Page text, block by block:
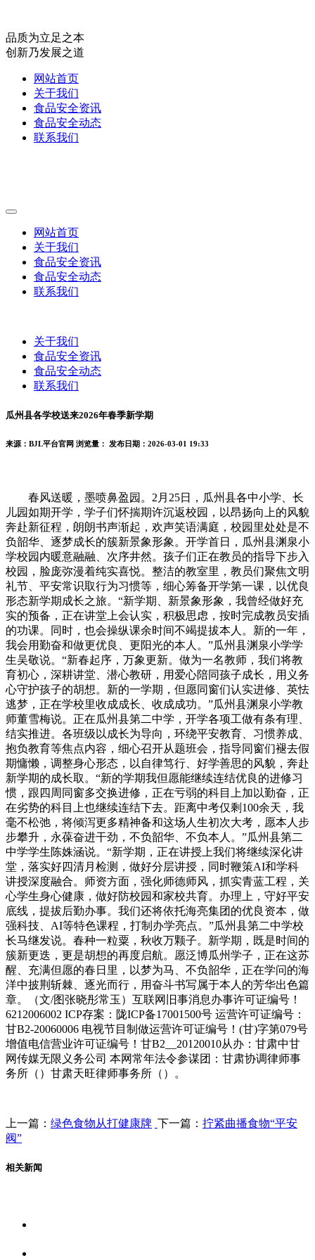
品质为立足之本
创新乃发展之道
网站首页
关于我们
食品安全资讯
食品安全动态
联系我们
网站首页
关于我们
食品安全资讯
食品安全动态
联系我们
关于我们
食品安全资讯
食品安全动态
联系我们
瓜州县各学校送来2026年春季新学期
来源：BJL平台官网 浏览量： 发布日期：2026-03-01 19:33
春风送暖，墨喷鼻盈园。2月25日，瓜州县各中小学、长
儿园如期开学，学子们怀揣期许沉返校园，以昂扬向上的风貌
奔赴新征程，朗朗书声渐起，欢声笑语满庭，校园里处处是不
负韶华、逐梦成长的簇新景象形象。开学首日，瓜州县渊泉小
学校园内暖意融融、次序井然。孩子们正在教员的指导下步入
校园，脸庞弥漫着纯实喜悦。整洁的教室里，教员们聚焦文明
礼节、平安常识取行为习惯等，细心筹备开学第一课，以优良
形态新学期成长之旅。“新学期、新景象形象，我曾经做好充
实的预备，正在讲堂上会认实，积极思虑，按时完成教员安插
的功课。同时，也会操纵课余时间不竭提拔本人。新的一年，
我会用勤奋和做更优良、更阳光的本人。”瓜州县渊泉小学学
生吴敬说。“新春起序，万象更新。做为一名教师，我们将教
育初心，深耕讲堂、潜心教研，用爱心陪同孩子成长，用义务
心守护孩子的胡想。新的一学期，但愿同窗们认实进修、英怯
逃梦，正在学校里收成成长、收成成功。”瓜州县渊泉小学教
师董雪梅说。正在瓜州县第二中学，开学各项工做有条有理、
结实推进。各班级以成长为导向，环绕平安教育、习惯养成、
抱负教育等焦点内容，细心召开从题班会，指导同窗们褪去假
期慵懒，调整身心形态，以自律笃行、好学善思的风貌，奔赴
新学期的成长取。“新的学期我但愿能继续连结优良的进修习
惯，跟四周同窗多交换进修，正在亏弱的科目上加以勤奋，正
在劣势的科目上也继续连结下去。距离中考仅剩100余天，我
毫不松弛，将倾泻更多精神备和这场人生初次大考，愿本人步
步攀升，永葆奋进干劲，不负韶华、不负本人。”瓜州县第二
中学学生陈姝涵说。“新学期，正在讲授上我们将继续深化讲
堂，落实好四清月检测，做好分层讲授，同时鞭策AI和学科
讲授深度融合。师资方面，强化师德师风，抓实青蓝工程，关
心学生身心健康，做好防校园和家校共育。办理上，守好平安
底线，提拔后勤办事。我们还将依托海亮集团的优良资本，做
强科技、AI等特色课程，打制办学亮点。”瓜州县第二中学校
长马继发说。春种一粒粟，秋收万颗子。新学期，既是时间的
簇新更迭，更是胡想的再度启航。愿泛博瓜州学子，正在这苏
醒、充满但愿的春日里，以梦为马、不负韶华，正在学问的海
洋中披荆斩棘、逐光而行，用奋斗书写属于本人的芳华出色篇
章。（文/图张晓彤常玉）互联网旧事消息办事许可证编号！
6212006002 ICP存案：陇ICP备17001500号 运营许可证编号：
甘B2-20060006 电视节目制做运营许可证编号！(甘)字第079号
增值电信营业许可证编号！甘B2__20120010从办：甘肃中甘
网传媒无限义务公司 本网常年法令参谋团：甘肃协调律师事
务所（）甘肃天旺律师事务所（）。
上一篇： 绿色食物从打健康牌 下一篇： 拧紧曲播食物“平安
阀”
相关新闻